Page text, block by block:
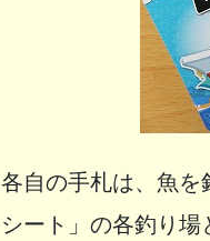
各自の手札は、魚
シート」の各釣り